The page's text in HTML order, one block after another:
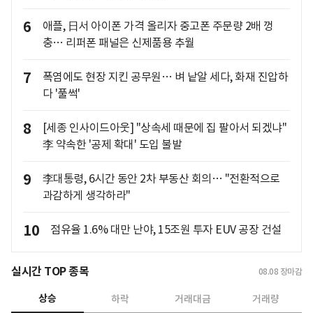
6
애플, 日서 아이폰 가격 올리자 중고폰 주문량 2배 껑
충… 리퍼폰 패널은 신제품용 추월
7
폭염에도 현장 지킨 공무원… 벼 낱알 세다, 화재 진압하
다 '풀썩'
8
[세종 인사이드아웃] "상속세 때문에 집 팔아서 되겠냐"
李 약속한 '공제 확대' 도입 불발
9
李대통령, 6시간 동안 2차 부동산 회의… "전환적으로
과감하게 생각하라"
10 점유율 1.6% 대만 난야, 15조원 투자 EUV 공장 건설
실시간 TOP 종목 08.08 장마감
상승 하락 거래대금 거래량